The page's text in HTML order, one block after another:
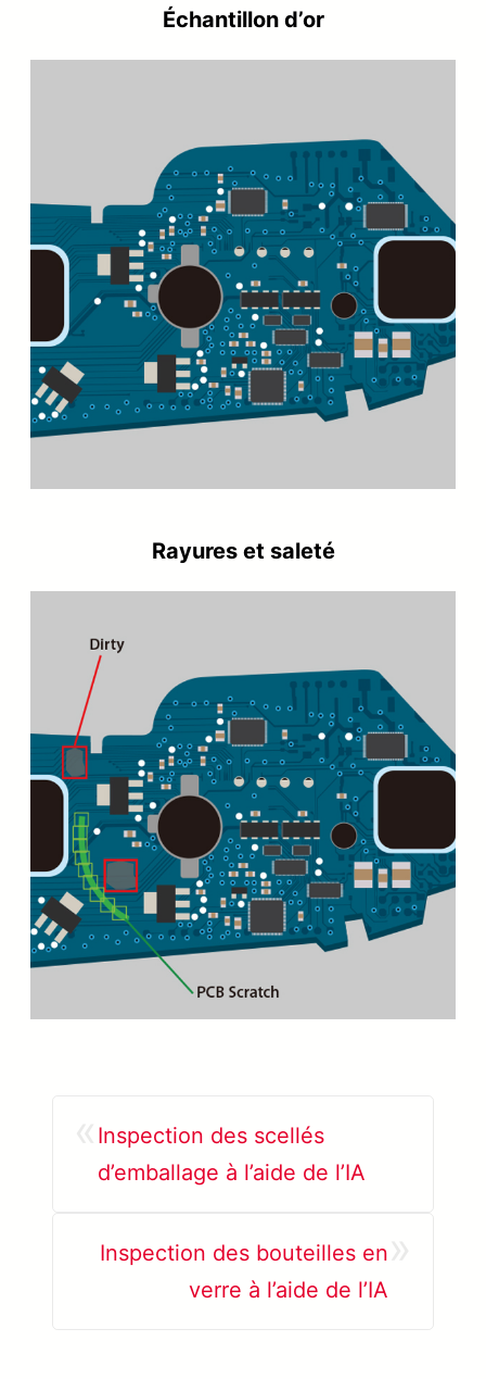
Échantillon d’or
Rayures et saleté
Inspection des scellés
d’emballage à l’aide de l’IA
Inspection des bouteilles en
verre à l’aide de l’IA